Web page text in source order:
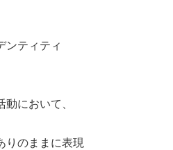
ンティティ
において、
りのままに表現